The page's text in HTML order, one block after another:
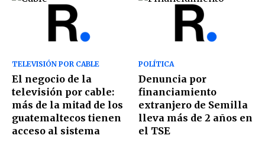
TELEVISIÓN POR CABLE
El negocio de la
televisión por cable:
más de la mitad de los
guatemaltecos tienen
acceso al sistema
POLÍTICA
Denuncia por
financiamiento
extranjero de Semilla
lleva más de 2 años en
el TSE